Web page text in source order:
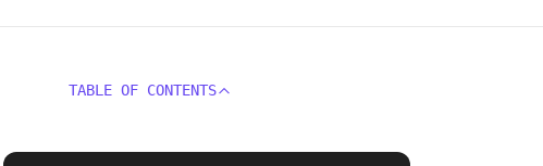
TABLE OF CONTENTS